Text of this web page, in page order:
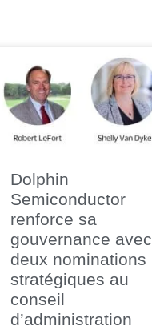
Dolphin
Semiconductor
renforce sa
gouvernance avec
deux nominations
stratégiques au
conseil
d’administration